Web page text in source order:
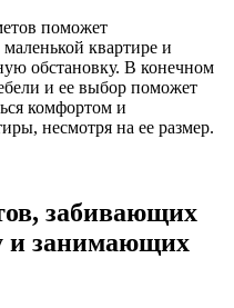
поможет
квартире и
обстановку. В конечном
и ее выбор поможет
комфортом и
несмотря на ее размер.
забивающих
и занимающих